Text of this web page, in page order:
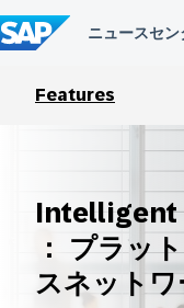
ン
テ
Features
Intelligent
： プラッ
スネットワ